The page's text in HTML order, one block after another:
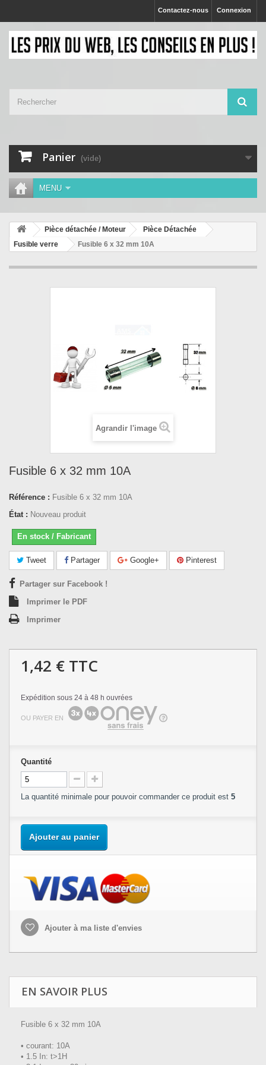
Connexion
Contactez-nous
Panier (vide)
MENU
Pièce détachée / Moteur
Pièce Détachée
Fusible verre
Fusible 6 x 32 mm 10A
Agrandir l'image
Fusible 6 x 32 mm 10A
Référence : Fusible 6 x 32 mm 10A
État : Nouveau produit
En stock / Fabricant
Tweet Partager Google+ Pinterest
Partager sur Facebook !
Imprimer le PDF
Imprimer
1,42 € TTC
Expédition sous 24 à 48 h ouvrées
OU PAYER EN
Quantité
La quantité minimale pour pouvoir commander ce produit est 5
Ajouter au panier
Ajouter à ma liste d'envies
EN SAVOIR PLUS
Fusible 6 x 32 mm 10A
• courant: 10A
• 1.5 In: t>1H